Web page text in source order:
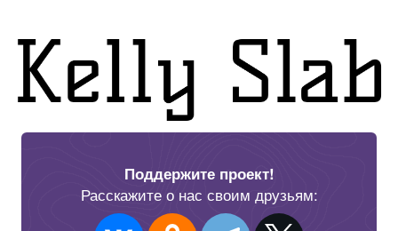
Поддержите проект!
Расскажите о нас своим друзьям: